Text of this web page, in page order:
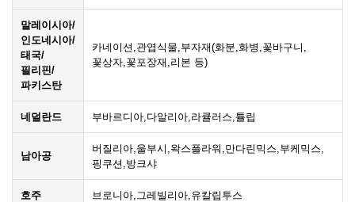
말레이시아/
인도네시아/
태국/
필리핀/
파키스탄
카네이션,관엽식물,부자재(화분,화병,꽃바구니,
꽃상자,꽃포장재,리본 등)
네덜란드 부바르디아,다알리아,라큘러스,튤립
남아공
버질리아,울부시,왁스플라워,만다린믹스,부케믹스,
핑쿠션,방크샤
호주 브로니아,그레빌리아,유칼립투스